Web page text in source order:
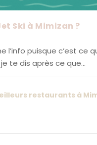
Ski à Mimizan ?
l’info puisque c’est ce
te dis après ce que...
restaurants à